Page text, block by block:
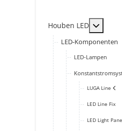
Houben LED
LED-Komponenten
LED-Lampen
LUGA Line
LED Line Fix
LED Light